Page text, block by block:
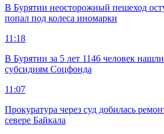
В Бурятии неосторожный пешеход
попал под колеса иномарки
11:18
В Бурятии за 5 лет 1146 человек
субсидиям Соцфонда
11:07
Прокуратура через суд добилась
севере Байкала